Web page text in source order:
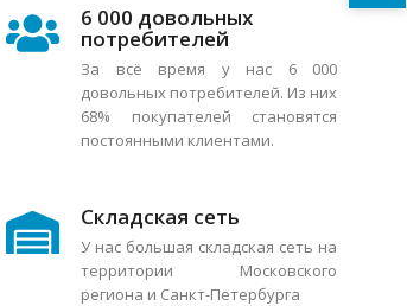
6 000 довольных
потребителей
За всё время у нас 6 000
довольных потребителей. Из них
68% покупателей становятся
постоянными клиентами.
Складская сеть
У нас большая складская сеть на
территории Московского
региона и Санкт-Петербурга